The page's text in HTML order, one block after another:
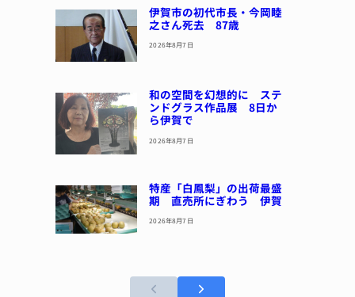
伊賀市の初代市長・今岡睦
之さん死去 87歳
2026年8月7日
和の空間を幻想的に ステ
ンドグラス作品展 8日か
ら伊賀で
2026年8月7日
特産「白鳳梨」の出荷最盛
期 直売所にぎわう 伊賀
2026年8月7日